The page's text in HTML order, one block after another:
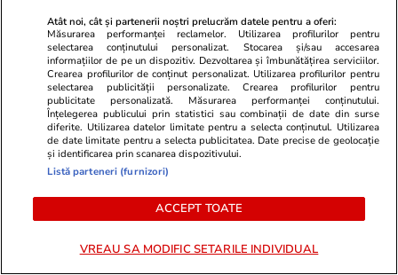
portului Constanța în cazul exploziei dronei din
Ucraina: „Este obligatoriu”
Știri Externe 12 iul.
SUA atacă sudul Iranului și Insula Qeshm,
fortăreața din Strâmtoarea Ormuz
Infrastructura 12 iul.
Ultimul pod acoperit din județul Sibiu, salvat
de voluntari la Gura Râului: „Podul Morii” a
Atât noi, cât și partenerii noștri prelucrăm datele pentru a oferi:
Măsurarea performanței reclamelor. Utilizarea profilurilor pentru
selectarea conținutului personalizat. Stocarea și/sau accesarea
informațiilor de pe un dispozitiv. Dezvoltarea și îmbunătățirea serviciilor.
Crearea profilurilor de conținut personalizat. Utilizarea profilurilor pentru
selectarea publicității personalizate. Crearea profilurilor pentru
publicitate personalizată. Măsurarea performanței conținutului.
Înțelegerea publicului prin statistici sau combinații de date din surse
diferite. Utilizarea datelor limitate pentru a selecta conținutul. Utilizarea
de date limitate pentru a selecta publicitatea. Date precise de geolocație
și identificarea prin scanarea dispozitivului.
Listă parteneri (furnizori)
ACCEPT TOATE
VREAU SA MODIFIC SETARILE INDIVIDUAL